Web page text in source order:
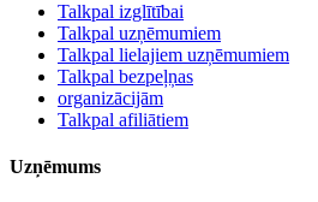
Talkpal izglītībai
Talkpal uzņēmumiem
Talkpal lielajiem uzņēmumiem
Talkpal bezpeļņas
organizācijām
Talkpal afiliātiem
Uzņēmums